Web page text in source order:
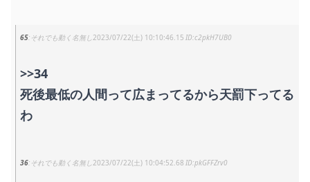
65 それでも動く名無し 2023/07/22(土) 10:10:46.15 c2pkH7UB0
>>34
死後最低の人間って広まってるから天罰下ってる
わ
36 それでも動く名無し 2023/07/22(土) 10:04:52.68 pkGFFZrv0